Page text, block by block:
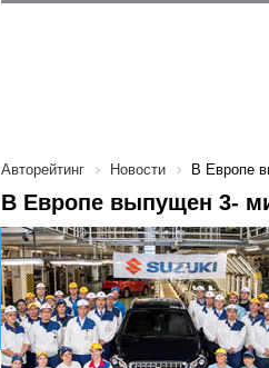
Авторейтинг Новости В Европе
В Европе выпущен 3-